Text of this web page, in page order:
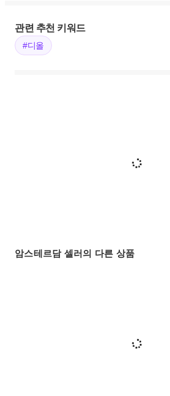
관련 추천 키워드
#디올
암스테르담 셀러의 다른 상품